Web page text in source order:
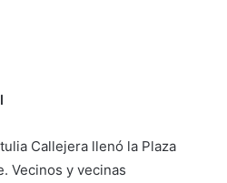
Callejera llenó la Plaza
Vecinos y vecinas